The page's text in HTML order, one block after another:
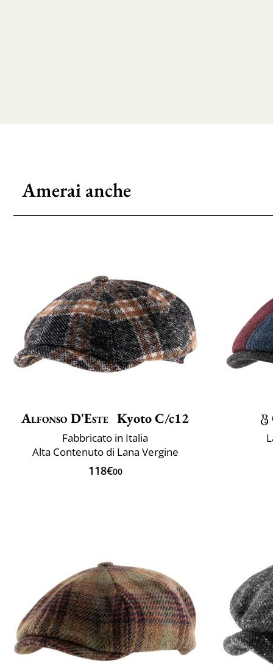
Amerai anche
Alfonso D'Este Kyoto C/c12
Fabbricato in Italia
Alta Contenuto di Lana Vergine
118€00